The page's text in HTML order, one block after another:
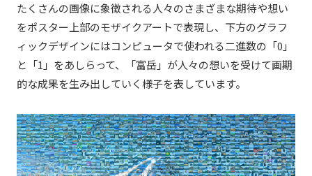
たくさんの画像に象徴される人々のさまざまな期待や想い
をポスター上部のモザイクアートで表現し、下方のグラフ
ィックデザインにはコンピュータで使われる二進数の「0」
と「1」をあしらって、「富岳」が人々の想いを受けて画期
的な成果を生み出していく様子を表しています。